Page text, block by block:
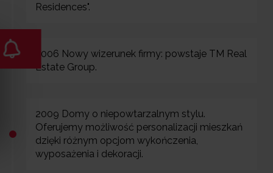
Residences".
2006 Nowy wizerunek firmy: powstaje TM Real
Estate Group.
2009 Domy o niepowtarzalnym stylu.
Oferujemy możliwość personalizacji mieszkań
dzięki różnym opcjom wykończenia,
wyposażenia i dekoracji.